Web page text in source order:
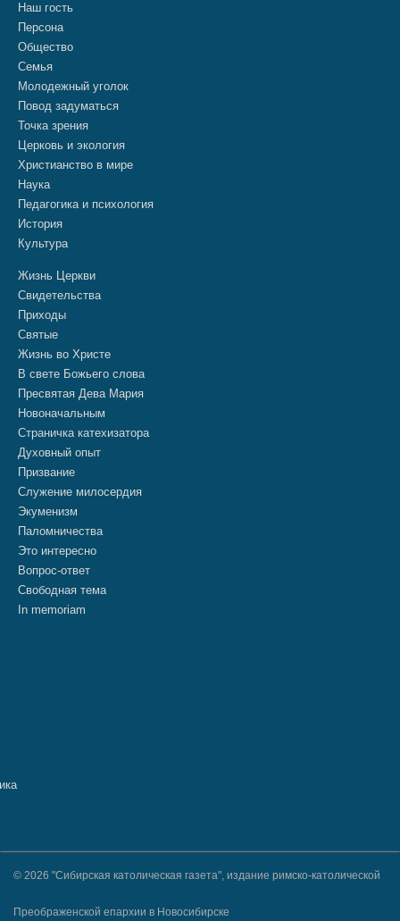
Наш гость
Персона
Общество
Семья
Молодежный уголок
Повод задуматься
Точка зрения
Церковь и экология
Христианство в мире
Наука
Педагогика и психология
История
Культура
Жизнь Церкви
Свидетельства
Приходы
Святые
Жизнь во Христе
В свете Божьего слова
Пресвятая Дева Мария
Новоначальным
Страничка катехизатора
Духовный опыт
Призвание
Служение милосердия
Экуменизм
Паломничества
Это интересно
Вопрос-ответ
Свободная тема
In memoriam
© 2026 "Сибирская католическая газета", издание римско-католической
Преображенской епархии в Новосибирске